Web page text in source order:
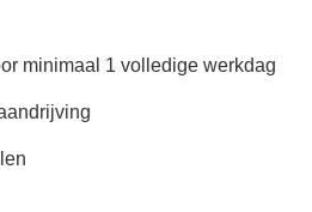
minimaal 1 volledige werkdag